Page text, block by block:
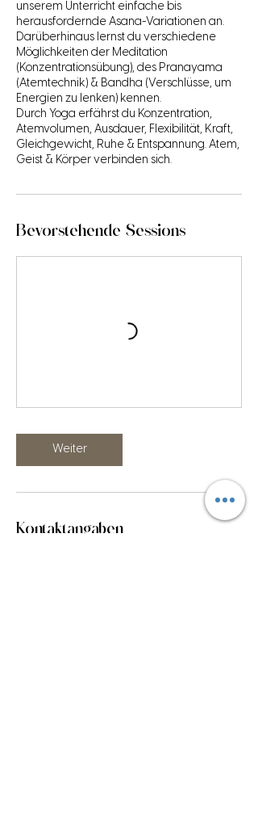
unserem Unterricht einfache bis
herausfordernde Asana-Variationen an.
Darüberhinaus lernst du verschiedene
Möglichkeiten der Meditation
(Konzentrationsübung), des Pranayama
(Atemtechnik) & Bandha (Verschlüsse, um
Energien zu lenken) kennen.
Durch Yoga erfährst du Konzentration,
Atemvolumen, Ausdauer, Flexibilität, Kraft,
Gleichgewicht, Ruhe & Entspannung. Atem,
Geist & Körper verbinden sich.
Bevorstehende Sessions
Weiter
Kontaktangaben